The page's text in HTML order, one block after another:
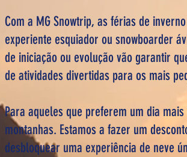
Com a MG Snowtrip, as férias de
experiente esquiador ou snowboarder
de iniciação ou evolução vão garantir
de atividades divertidas para os mais
Para aqueles que preferem um dia
montanhas. Estamos a fazer um
desbloquear uma experiência de neve